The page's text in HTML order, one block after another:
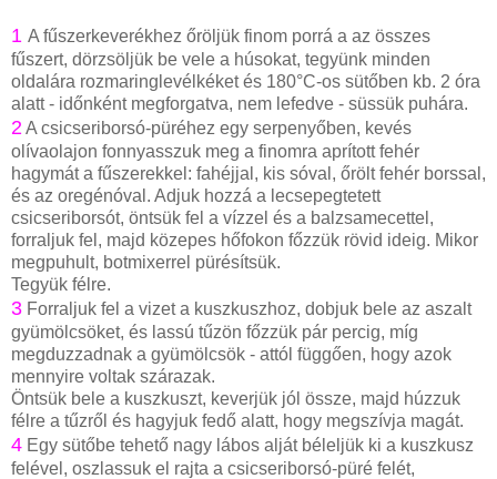
1 A fűszerkeverékhez őröljük finom porrá a az összes
fűszert, dörzsöljük be vele a húsokat, tegyünk minden
oldalára rozmaringlevélkéket és 180°C-os sütőben kb. 2 óra
alatt - időnként megforgatva, nem lefedve - süssük puhára.
2 A csicseriborsó-püréhez egy serpenyőben, kevés
olívaolajon fonnyasszuk meg a finomra aprított fehér
hagymát a fűszerekkel: fahéjjal, kis sóval, őrölt fehér borssal,
és az oregénóval. Adjuk hozzá a lecsepegtetett
csicseriborsót, öntsük fel a vízzel és a balzsamecettel,
forraljuk fel, majd közepes hőfokon főzzük rövid ideig. Mikor
megpuhult, botmixerrel pürésítsük.
Tegyük félre.
3 Forraljuk fel a vizet a kuszkuszhoz, dobjuk bele az aszalt
gyümölcsöket, és lassú tűzön főzzük pár percig, míg
megduzzadnak a gyümölcsök - attól függően, hogy azok
mennyire voltak szárazak.
Öntsük bele a kuszkuszt, keverjük jól össze, majd húzzuk
félre a tűzről és hagyjuk fedő alatt, hogy megszívja magát.
4 Egy sütőbe tehető nagy lábos alját béleljük ki a kuszkusz
felével, oszlassuk el rajta a csicseriborsó-püré felét,